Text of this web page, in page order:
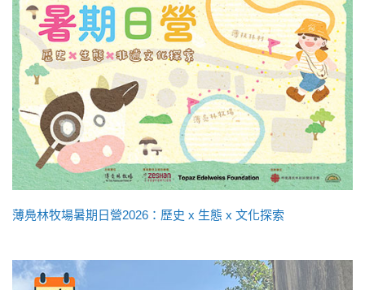
薄鳧林牧場暑期日營2026：歷史 x 生態 x 文化探索